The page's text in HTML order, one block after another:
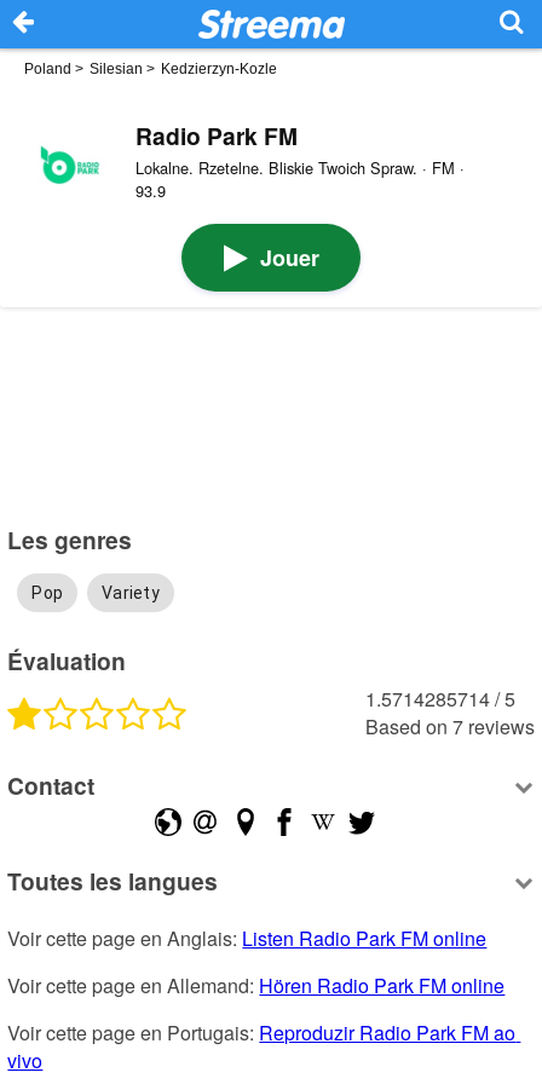
Poland > Silesian > Kedzierzyn-Kozle
Radio Park FM
Lokalne. Rzetelne. Bliskie Twoich Spraw. · FM ·
93.9
Jouer
Les genres
Pop Variety
Évaluation
1.5714285714 /5
Based on 7 reviews
Contact
Toutes les langues
Voir cette page en Anglais: Listen Radio Park FM online
Voir cette page en Allemand: Hören Radio Park FM online
Voir cette page en Portugais: Reproduzir Radio Park FM ao
vivo